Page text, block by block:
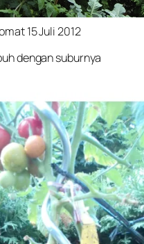
15 Juli 2012
dengan suburnya